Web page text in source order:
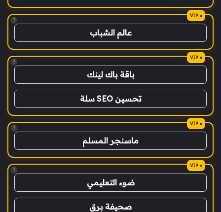
!
عالم الشباب
!
باقة باك لينك
تحسين SEO سلة
!
ماسنجر المسلم
!
ضوء التعليمي
صحيفة برق